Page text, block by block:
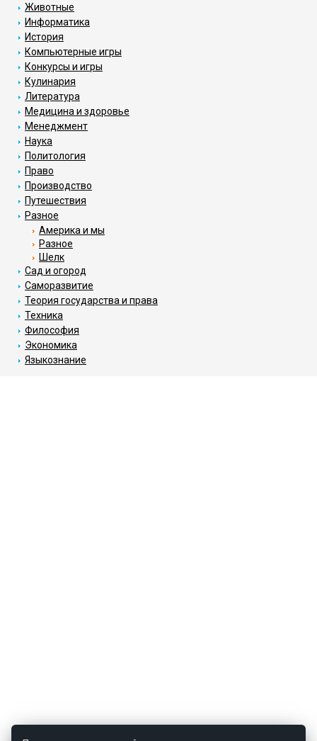
Животные
Информатика
История
Компьютерные игры
Конкурсы и игры
Кулинария
Литература
Медицина и здоровье
Менеджмент
Наука
Политология
Право
Производство
Путешествия
Разное
Америка и мы
Разное
Шелк
Сад и огород
Саморазвитие
Теория государства и права
Техника
Философия
Экономика
Языкознание